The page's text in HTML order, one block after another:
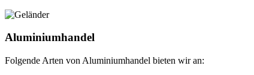
Aluminiumhandel
Folgende Arten von Aluminiumhandel bieten wir an: